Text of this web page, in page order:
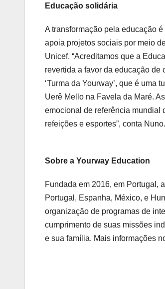
Educação solidária
A transformação pela educação
apoia projetos sociais por meio
Unicef. “Acreditamos que a
revertida a favor da educação de
‘Turma da Yourway’, que é uma
Uerê Mello na Favela da Maré.
emocional de referência mundial
refeições e esportes”, conta Nuno.
Sobre a Yourway Education
Fundada em 2016, em Portugal,
Portugal, Espanha, México, e
organização de programas de
cumprimento de suas missões
e sua família. Mais informações